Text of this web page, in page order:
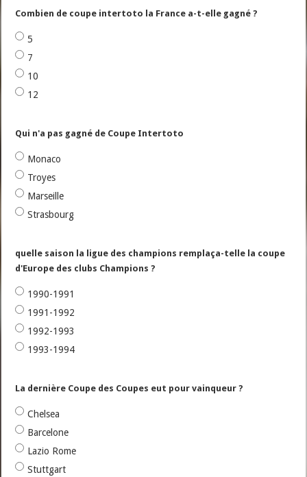
Combien de coupe intertoto la France a-t-elle gagné ?
5
7
10
12
Qui n'a pas gagné de Coupe Intertoto
Monaco
Troyes
Marseille
Strasbourg
quelle saison la ligue des champions remplaça-telle la coupe
d'Europe des clubs Champions ?
1990-1991
1991-1992
1992-1993
1993-1994
La dernière Coupe des Coupes eut pour vainqueur ?
Chelsea
Barcelone
Lazio Rome
Stuttgart